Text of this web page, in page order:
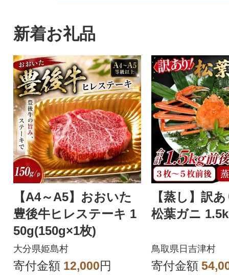
新着お礼品
【A4～A5】おおいた
豊後牛ヒレステーキ 1
50g(150g×1枚)
大分県姫島村
寄付金額 12,000円
【蒸し】訳
松葉ガニ
鳥取県日吉津村
寄付金額